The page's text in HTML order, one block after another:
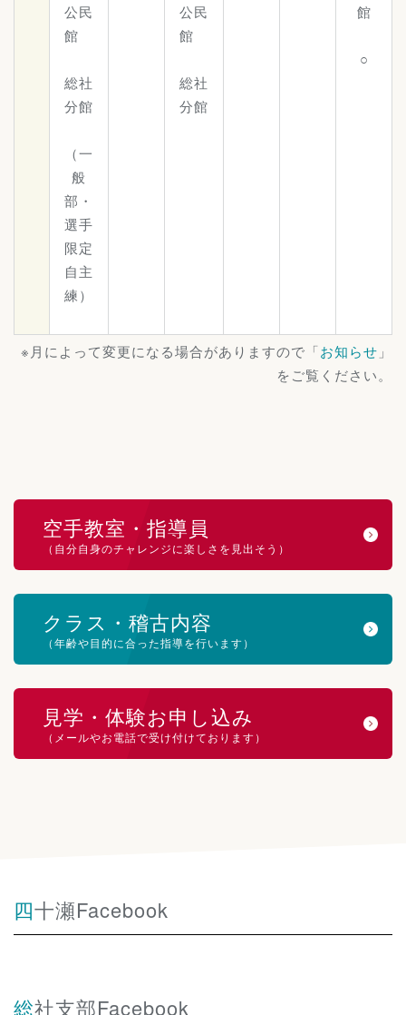
公民
館
総社
分館
（一
般
部・
選手
限定
自主
練）
公民
館
総社
分館
館
○
※月によって変更になる場合がありますので「お知らせ 」
をご覧ください。
空手教室・指導員
（自分自身のチャレンジに楽しさを見出そう）
クラス・稽古内容
（年齢や目的に合った指導を行います）
見学・体験お申し込み
（メールやお電話で受け付けております）
四十瀬Facebook
総社支部Facebook